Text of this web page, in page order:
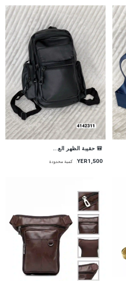
🎒 حقيبة الظهر الع...
YER1,500 كمية محدودة